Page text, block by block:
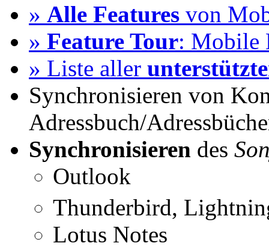
» Alle Features von
» Feature Tour: Mobile
» Liste aller
Synchronisieren von
Adressbuch/
Synchronisieren des
Outlook
Thunderbird,
Lotus Notes